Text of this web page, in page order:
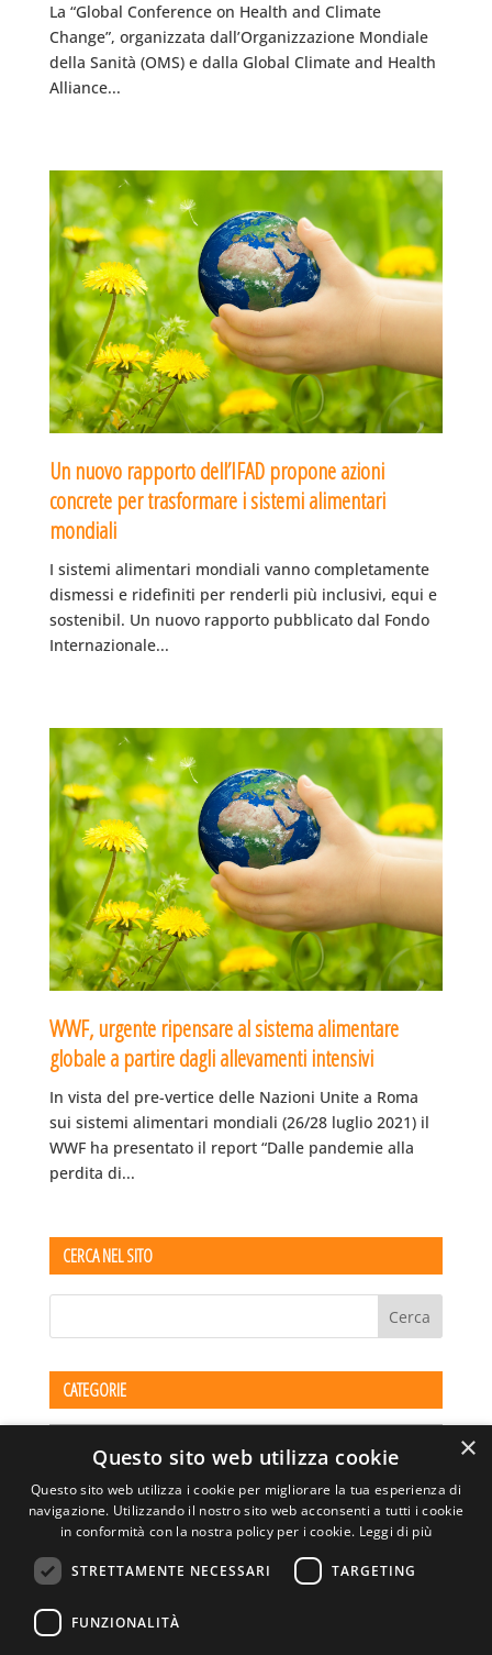
La “Global Conference on Health and Climate
Change”, organizzata dall’Organizzazione Mondiale
della Sanità (OMS) e dalla Global Climate and Health
Alliance...
Un nuovo rapporto dell’IFAD propone azioni
concrete per trasformare i sistemi alimentari
mondiali
I sistemi alimentari mondiali vanno completamente
dismessi e ridefiniti per renderli più inclusivi, equi e
sostenibil. Un nuovo rapporto pubblicato dal Fondo
Internazionale...
WWF, urgente ripensare al sistema alimentare
globale a partire dagli allevamenti intensivi
In vista del pre-vertice delle Nazioni Unite a Roma
sui sistemi alimentari mondiali (26/28 luglio 2021) il
WWF ha presentato il report “Dalle pandemie alla
perdita di...
CERCA NEL SITO
CATEGORIE
DELLA TORRE, 15 – 20127 – MILANO – P. IVA
×
Questo sito web utilizza cookie
Questo sito web utilizza i cookie per migliorare la tua esperienza di
navigazione. Utilizzando il nostro sito web acconsenti a tutti i cookie
in conformità con la nostra policy per i cookie. Leggi di più
STRETTAMENTE NECESSARI TARGETING
FUNZIONALITÀ